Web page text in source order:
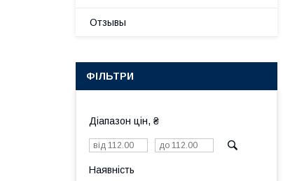
Отзывы
ФІЛЬТРИ
Діапазон цін, ₴
Наявність